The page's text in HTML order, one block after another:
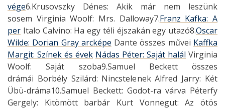
vége6.Krusovszky Dénes: Akik már nem leszünk
sosem Virginia Woolf: Mrs. Dalloway7.Franz Kafka: A
per Italo Calvino: Ha egy téli éjszakán egy utazó8.Oscar
Wilde: Dorian Gray arcképe Dante összes művei Kaffka
Margit: Színek és évek Nádas Péter: Saját halál Virginia
Woolf: Saját szoba9.Samuel Beckett összes
drámái Borbély Szilárd: Nincstelenek Alfred Jarry: Két
Übü-dráma10.Samuel Beckett: Godot-ra várva Péterfy
Gergely: Kitömött barbár Kurt Vonnegut: Az ötös